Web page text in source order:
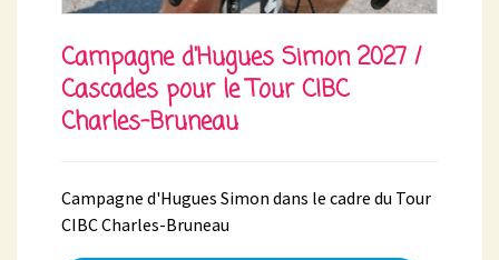
Campagne d'Hugues Simon 2027 /
Cascades pour le Tour CIBC
Charles-Bruneau
Campagne d'Hugues Simon dans le cadre du Tour
CIBC Charles-Bruneau